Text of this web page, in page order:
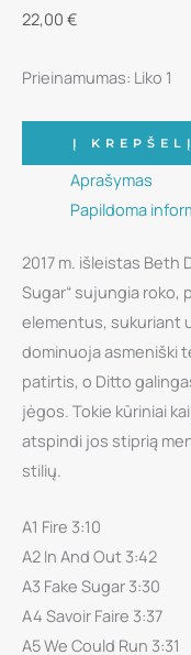
22,00 €
Prieinamumas: Liko 1
produkto
kiekis:
Vinilinė
plokštelė
-
Beth
Ditto
Fake
Sugar
LP
Į KREPŠELĮ
Aprašymas
Papildoma
2017 m. išleistas Beth
Sugar“ sujungia roko,
elementus, sukuriant
dominuoja asmeniški
patirtis, o Ditto
jėgos. Tokie kūriniai
atspindi jos stiprią
stilių.
A1 Fire 3:10
A2 In And Out 3:42
A3 Fake Sugar 3:30
A4 Savoir Faire 3:37
A5 We Could Run 3:31